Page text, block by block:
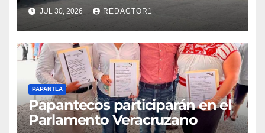
JUL 30, 2026 REDACTOR1
PAPANTLA
Papantecos participarán en el
Parlamento Veracruzano